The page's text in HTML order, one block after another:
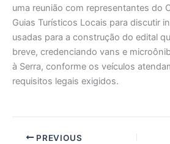
uma reunião com representantes do
Guias Turísticos Locais para discutir
usadas para a construção do edital
breve, credenciando vans e
à Serra, conforme os veículos
requisitos legais exigidos.
PREVIOUS